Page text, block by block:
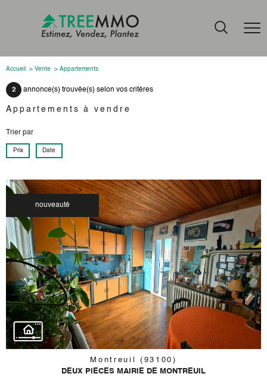
Accueil Vente Appartements
2 annonce(s) trouvée(s) selon vos critères
Appartements à vendre
Trier par
Prix Date
nouveauté
voir le
bien
Montreuil (93100)
DEUX PIECES MAIRIE DE MONTREUIL